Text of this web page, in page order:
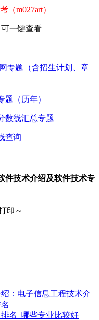
（m027art）
可一键查看
专题（含招生计划、章
（历年）
数线汇总专题
查询
件技术介绍及软件技术专
印～
：电子信息工程技术介
名_哪些专业比较好